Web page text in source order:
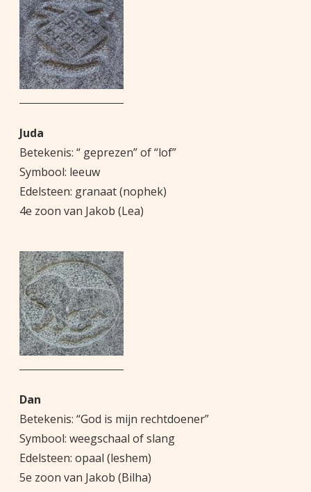
Juda
Betekenis: “ geprezen” of “lof”
Symbool: leeuw
Edelsteen: granaat (nophek)
4e zoon van Jakob (Lea)
Dan
Betekenis: “God is mijn rechtdoener”
Symbool: weegschaal of slang
Edelsteen: opaal (leshem)
5e zoon van Jakob (Bilha)